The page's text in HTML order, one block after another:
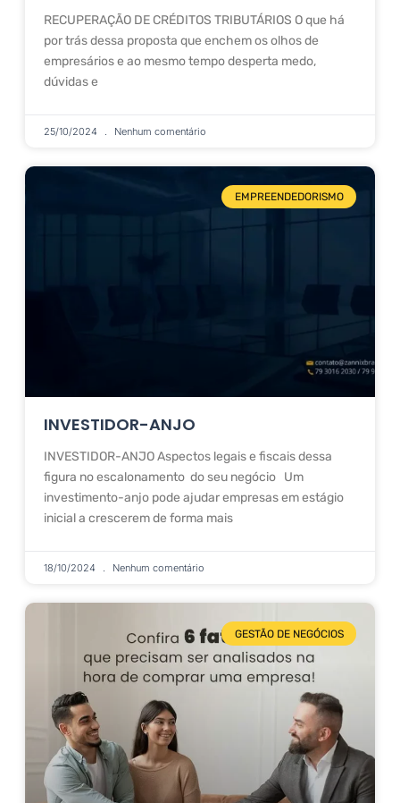
RECUPERAÇÃO DE CRÉDITOS TRIBUTÁRIOS O que há
por trás dessa proposta que enchem os olhos de
empresários e ao mesmo tempo desperta medo,
dúvidas e
25/10/2024 Nenhum comentário
EMPREENDEDORISMO
INVESTIDOR-ANJO
INVESTIDOR-ANJO Aspectos legais e fiscais dessa
figura no escalonamento do seu negócio Um
investimento-anjo pode ajudar empresas em estágio
inicial a crescerem de forma mais
18/10/2024 Nenhum comentário
GESTÃO DE NEGÓCIOS